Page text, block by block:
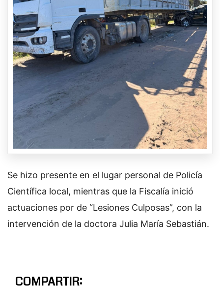
Se hizo presente en el lugar personal de Policía
Científica local, mientras que la Fiscalía inició
actuaciones por de “Lesiones Culposas”, con la
intervención de la doctora Julia María Sebastián.
COMPARTIR: